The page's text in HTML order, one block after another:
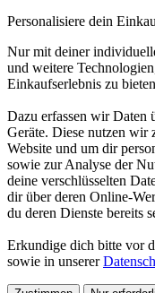
Personalisiere dein
Nur mit deiner
und weitere
Einkaufserlebnis zu
Dazu erfassen wir Daten
Geräte. Diese nutzen wir
Website und um dir
sowie zur Analyse der
deine verschlüsselten
dir über deren Online-
du deren Dienste bereits
Erkundige dich bitte vor
sowie in unserer